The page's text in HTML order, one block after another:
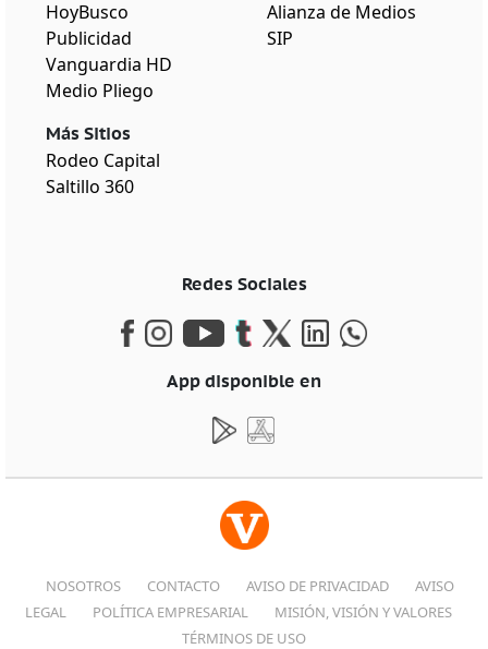
HoyBusco
Publicidad
Vanguardia HD
Medio Pliego
Más Sitios
Rodeo Capital
Saltillo 360
Alianza de Medios
SIP
Redes Sociales
App disponible en
NOSOTROS CONTACTO AVISO DE PRIVACIDAD
AVISO
LEGAL
POLÍTICA EMPRESARIAL
MISIÓN, VISIÓN Y VALORES
TÉRMINOS DE USO